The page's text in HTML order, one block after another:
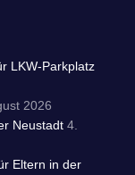
LKW-Parkplatz
2026
Neustadt 4.
Eltern in der